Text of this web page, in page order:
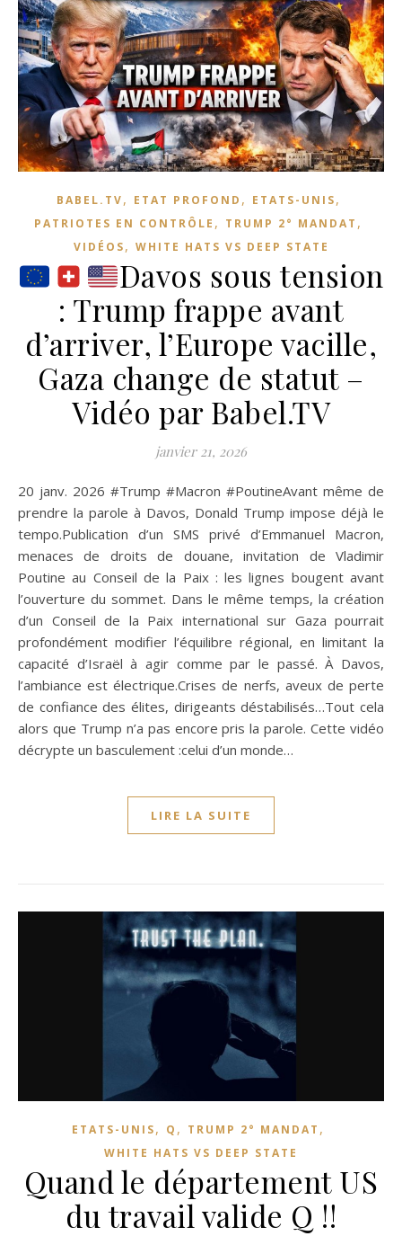
BABEL.TV, ETAT PROFOND , ETATS-UNIS,
PATRIOTES EN CONTRÔLE , TRUMP 2° MANDAT ,
VIDÉOS, WHITE HATS VS DEEP STATE
Davos sous tension
: Trump frappe avant
d’arriver, l’Europe vacille,
Gaza change de statut –
Vidéo par Babel.TV
janvier 21, 2026
20 janv. 2026 #Trump #Macron #PoutineAvant même de
prendre la parole à Davos, Donald Trump impose déjà le
tempo.Publication d’un SMS privé d’Emmanuel Macron,
menaces de droits de douane, invitation de Vladimir
Poutine au Conseil de la Paix : les lignes bougent avant
l’ouverture du sommet. Dans le même temps, la création
d’un Conseil de la Paix international sur Gaza pourrait
profondément modifier l’équilibre régional, en limitant la
capacité d’Israël à agir comme par le passé. À Davos,
l’ambiance est électrique.Crises de nerfs, aveux de perte
de confiance des élites, dirigeants déstabilisés…Tout cela
alors que Trump n’a pas encore pris la parole. Cette vidéo
décrypte un basculement :celui d’un monde…
LIRE LA SUITE
ETATS-UNIS, Q , TRUMP 2° MANDAT ,
WHITE HATS VS DEEP STATE
Quand le département US
du travail valide Q !!